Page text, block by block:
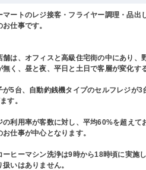
マートのレジ接客・フライヤー調理・品出
仕事です。
舗は、オフィスと高級住宅街の中にあり、
無く、昼と夜、平日と土日で客層が変化す
が5台、自動釣銭機タイプのセルフレジが
す。
の利用率が客数に対し、平均60%を超え
仕事が中心となります。
ーヒーマシン洗浄は9時から18時頃に実施し
いはありません。